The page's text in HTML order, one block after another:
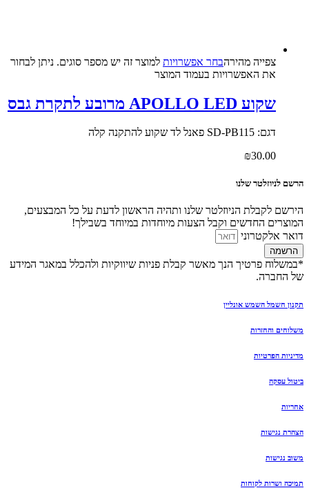
צפייה‬ ‫מהירה‬בחר אפשרויות למוצר זה יש מספר סוגים. ניתן לבחור
את האפשרויות בעמוד המוצר
שקוע APOLLO LED מרובע לתקרת גבס
דגם: SD-PB115 פאנל לד שקוע להתקנה קלה
₪30.00
הרשם לניוזלטר שלנו
הירשם לקבלת הניוזלטר שלנו ותהיה הראשון לדעת על כל המבצעים,
המוצרים החדשים וקבל הצעות מיוחדות במיוחד בשבילך!
דואר אלקטרוני
הרשמה
*במשלוח פרטיך הנך מאשר קבלת פניות שיווקיות ולהכלל במאגר המידע
של החברה.
תקנון חשמל השמש אונליין
משלוחים והחזרות
מדיניות הפרטיות
ביטול עסקה
אחריות
הצהרת נגישות
משוב נגישות
תמיכה ושרות לקוחות